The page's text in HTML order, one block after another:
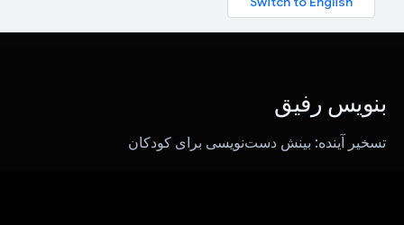
بنویس رفیق
تسخیر آینده: بینش دست‌نویسی برای کودکان